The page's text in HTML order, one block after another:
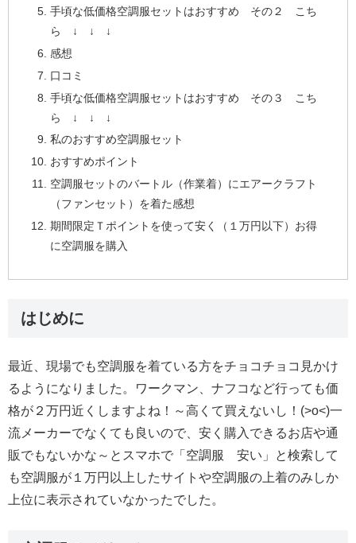
手頃な低価格空調服セットはおすすめ その２ こち
ら ↓ ↓ ↓
感想
口コミ
手頃な低価格空調服セットはおすすめ その３ こち
ら ↓ ↓ ↓
私のおすすめ空調服セット
おすすめポイント
空調服セットのバートル（作業着）にエアークラフト
（ファンセット）を着た感想
期間限定Ｔポイントを使って安く（１万円以下）お得
に空調服を購入
はじめに
最近、現場でも空調服を着ている方をチョコチョコ見かけ
るようになりました。ワークマン、ナフコなど行っても価
格が２万円近くしますよね！～高くて買えないし！(>o<)一
流メーカーでなくても良いので、安く購入できるお店や通
販でもないかな～とスマホで「空調服 安い」と検索して
も空調服が１万円以上したサイトや空調服の上着のみしか
上位に表示されていなかったでした。